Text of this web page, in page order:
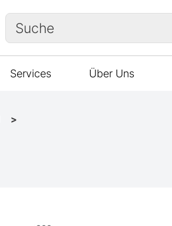
Suche
Services Über Uns